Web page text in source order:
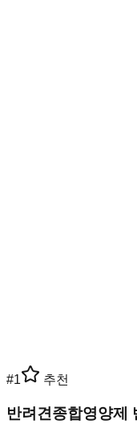
#1 추천
반려견종합영양제